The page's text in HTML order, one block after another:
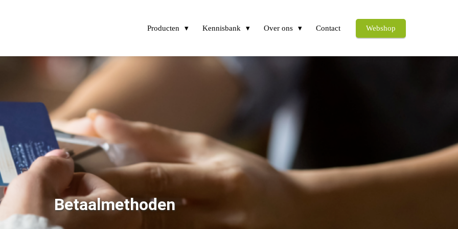
Producten Kennisbank Over ons Contact Webshop
Betaalmethoden